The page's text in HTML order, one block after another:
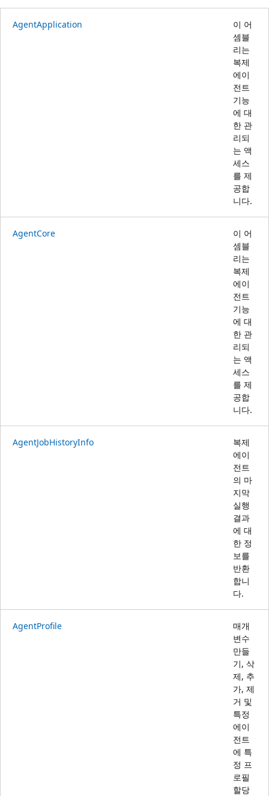
AgentApplication
이 어
셈블
리는
복제
에이
전트
기능
에 대
한 관
리되
는 액
세스
를 제
공합
니다.
AgentCore
이 어
셈블
리는
복제
에이
전트
기능
에 대
한 관
리되
는 액
세스
를 제
공합
니다.
AgentJobHistoryInfo
복제
에이
전트
의 마
지막
실행
결과
에 대
한 정
보를
반환
합니
다.
AgentProfile
매개
변수
만들
기, 삭
제, 추
가, 제
거 및
특정
에이
전트
에 특
정 프
로필
할당